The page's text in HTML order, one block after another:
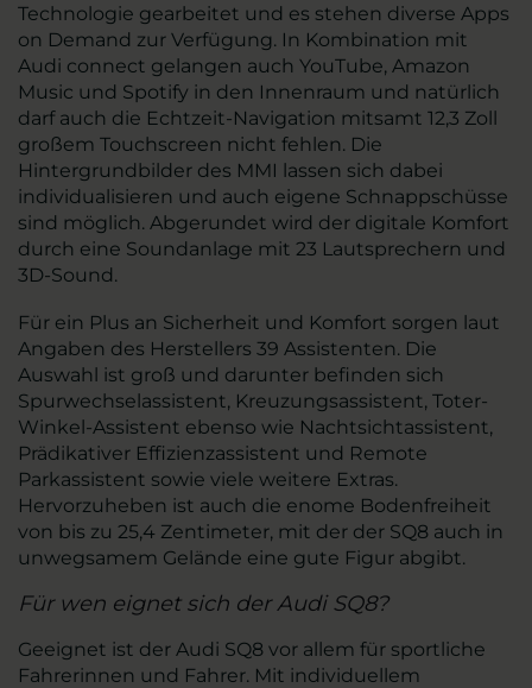
Technologie gearbeitet und es stehen diverse Apps
on Demand zur Verfügung. In Kombination mit
Audi connect gelangen auch YouTube, Amazon
Music und Spotify in den Innenraum und natürlich
darf auch die Echtzeit-Navigation mitsamt 12,3 Zoll
großem Touchscreen nicht fehlen. Die
Hintergrundbilder des MMI lassen sich dabei
individualisieren und auch eigene Schnappschüsse
sind möglich. Abgerundet wird der digitale Komfort
durch eine Soundanlage mit 23 Lautsprechern und
3D-Sound.
Für ein Plus an Sicherheit und Komfort sorgen laut
Angaben des Herstellers 39 Assistenten. Die
Auswahl ist groß und darunter befinden sich
Spurwechselassistent, Kreuzungsassistent, Toter-
Winkel-Assistent ebenso wie Nachtsichtassistent,
Prädikativer Effizienzassistent und Remote
Parkassistent sowie viele weitere Extras.
Hervorzuheben ist auch die enome Bodenfreiheit
von bis zu 25,4 Zentimeter, mit der der SQ8 auch in
unwegsamem Gelände eine gute Figur abgibt.
Für wen eignet sich der Audi SQ8?
Geeignet ist der Audi SQ8 vor allem für sportliche
Fahrerinnen und Fahrer. Mit individuellem